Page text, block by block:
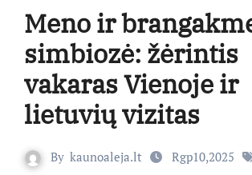
Meno ir
simbiozė: žėrintis
vakaras Vienoje ir
lietuvių vizitas
By kaunoaleja.lt Rgp10,2025